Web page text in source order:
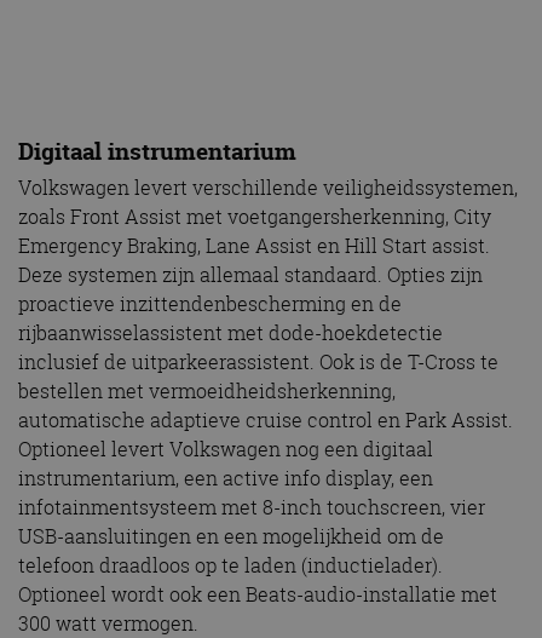
Digitaal instrumentarium
Volkswagen levert verschillende veiligheidssystemen,
zoals Front Assist met voetgangersherkenning, City
Emergency Braking, Lane Assist en Hill Start assist.
Deze systemen zijn allemaal standaard. Opties zijn
proactieve inzittendenbescherming en de
rijbaanwisselassistent met dode-hoekdetectie
inclusief de uitparkeerassistent. Ook is de T-Cross te
bestellen met vermoeidheidsherkenning,
automatische adaptieve cruise control en Park Assist.
Optioneel levert Volkswagen nog een digitaal
instrumentarium, een active info display, een
infotainmentsysteem met 8-inch touchscreen, vier
USB-aansluitingen en een mogelijkheid om de
telefoon draadloos op te laden (inductielader).
Optioneel wordt ook een Beats-audio-installatie met
300 watt vermogen.